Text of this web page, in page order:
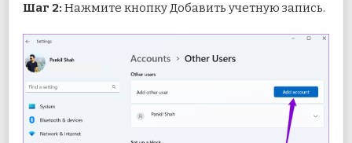
Шаг 2: Нажмите кнопку Добавить учетную запись.